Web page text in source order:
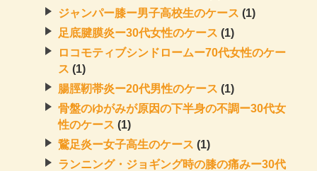
ジャンパー膝ー男子高校生のケース (1)
足底腱膜炎ー30代女性のケース (1)
ロコモティブシンドロームー70代女性のケー
ス (1)
腸脛靭帯炎ー20代男性のケース (1)
骨盤のゆがみが原因の下半身の不調ー30代女
性のケース (1)
鵞足炎ー女子高生のケース (1)
ランニング・ジョギング時の膝の痛みー30代